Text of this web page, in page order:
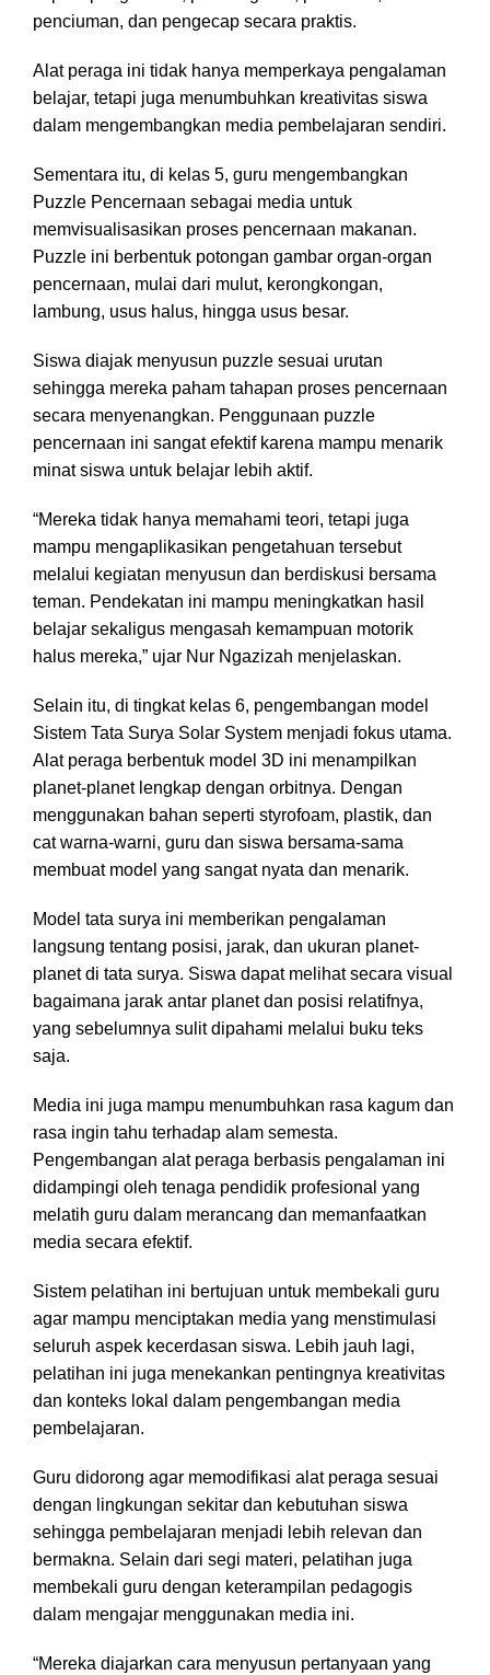
penciuman, dan pengecap secara praktis.
Alat peraga ini tidak hanya memperkaya pengalaman
belajar, tetapi juga menumbuhkan kreativitas siswa
dalam mengembangkan media pembelajaran sendiri.
Sementara itu, di kelas 5, guru mengembangkan
Puzzle Pencernaan sebagai media untuk
memvisualisasikan proses pencernaan makanan.
Puzzle ini berbentuk potongan gambar organ-organ
pencernaan, mulai dari mulut, kerongkongan,
lambung, usus halus, hingga usus besar.
Siswa diajak menyusun puzzle sesuai urutan
sehingga mereka paham tahapan proses pencernaan
secara menyenangkan. Penggunaan puzzle
pencernaan ini sangat efektif karena mampu menarik
minat siswa untuk belajar lebih aktif.
“Mereka tidak hanya memahami teori, tetapi juga
mampu mengaplikasikan pengetahuan tersebut
melalui kegiatan menyusun dan berdiskusi bersama
teman. Pendekatan ini mampu meningkatkan hasil
belajar sekaligus mengasah kemampuan motorik
halus mereka,” ujar Nur Ngazizah menjelaskan.
Selain itu, di tingkat kelas 6, pengembangan model
Sistem Tata Surya Solar System menjadi fokus utama.
Alat peraga berbentuk model 3D ini menampilkan
planet-planet lengkap dengan orbitnya. Dengan
menggunakan bahan seperti styrofoam, plastik, dan
cat warna-warni, guru dan siswa bersama-sama
membuat model yang sangat nyata dan menarik.
Model tata surya ini memberikan pengalaman
langsung tentang posisi, jarak, dan ukuran planet-
planet di tata surya. Siswa dapat melihat secara visual
bagaimana jarak antar planet dan posisi relatifnya,
yang sebelumnya sulit dipahami melalui buku teks
saja.
Media ini juga mampu menumbuhkan rasa kagum dan
rasa ingin tahu terhadap alam semesta.
Pengembangan alat peraga berbasis pengalaman ini
didampingi oleh tenaga pendidik profesional yang
melatih guru dalam merancang dan memanfaatkan
media secara efektif.
Sistem pelatihan ini bertujuan untuk membekali guru
agar mampu menciptakan media yang menstimulasi
seluruh aspek kecerdasan siswa. Lebih jauh lagi,
pelatihan ini juga menekankan pentingnya kreativitas
dan konteks lokal dalam pengembangan media
pembelajaran.
Guru didorong agar memodifikasi alat peraga sesuai
dengan lingkungan sekitar dan kebutuhan siswa
sehingga pembelajaran menjadi lebih relevan dan
bermakna. Selain dari segi materi, pelatihan juga
membekali guru dengan keterampilan pedagogis
dalam mengajar menggunakan media ini.
“Mereka diajarkan cara menyusun pertanyaan yang